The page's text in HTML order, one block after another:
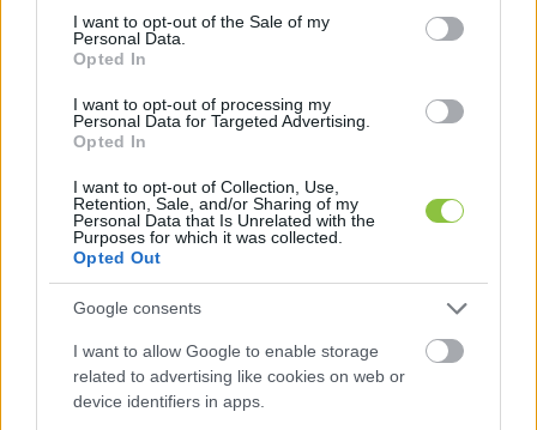
consent section.
I want to opt-out of the Sale of my
Personal Data.
Opted In
I want to opt-out of processing my
Personal Data for Targeted Advertising.
Opted In
I want to opt-out of Collection, Use,
Retention, Sale, and/or Sharing of my
Personal Data that Is Unrelated with the
Purposes for which it was collected.
Opted Out
Google consents
I want to allow Google to enable storage
related to advertising like cookies on web or
device identifiers in apps.
áció, káció, akáció, vakáció –
Mielőtt nyári szabadságukra engednénk képviselőinket,
karoljunk beléjük, és Közgyűlés podcastünk kellemesen
könnyed légkörében csevegjünk még egy kicsit róluk!
2026. 06. 26.